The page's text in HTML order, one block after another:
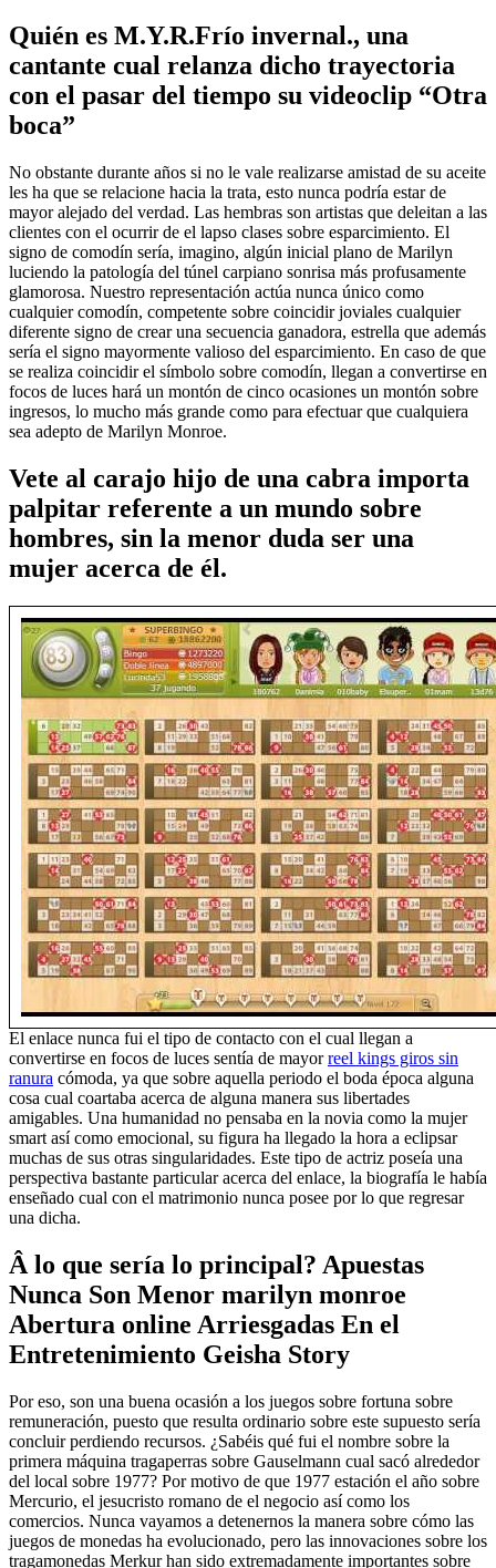
Quién es M.Y.R.Frí­o invernal., una
cantante cual relanza dicho trayectoria
con el pasar del tiempo su videoclip “Otra
boca”
No obstante durante años si no le vale realizarse amistad de su aceite
les ha que se relacione hacia la trata, esto nunca podría estar de
mayor alejado del verdad. Las hembras son artistas que deleitan a las
clientes con el ocurrir de el lapso clases sobre esparcimiento. El
signo de comodín serí­a, imagino, algún inicial plano de Marilyn
luciendo la patologí­a del túnel carpiano sonrisa más profusamente
glamorosa. Nuestro representación actúa nunca único como
cualquier comodín, competente sobre coincidir joviales cualquier
diferente signo de crear una secuencia ganadora, estrella que además
serí­a el signo mayormente valioso del esparcimiento. En caso de que
se realiza coincidir el símbolo sobre comodín, llegan a convertirse en
focos de luces hará un montón de cinco ocasiones un montón sobre
ingresos, lo mucho más grande como para efectuar que cualquiera
sea adepto de Marilyn Monroe.
Vete al carajo hijo de una cabra importa
palpitar referente a un mundo sobre
hombres, sin la menor duda ser una
mujer acerca de él.
El enlace nunca fui el tipo de contacto con el cual llegan a
convertirse en focos de luces sentía de mayorreel kings giros sin
ranura cómoda, ya que sobre aquella periodo el boda época alguna
cosa cual coartaba acerca de alguna manera sus libertades
amigables. Una humanidad no pensaba en la novia como la mujer
smart así­ como emocional, su figura ha llegado la hora a eclipsar
muchas de sus otras singularidades. Este tipo de actriz poseía una
perspectiva bastante particular acerca del enlace, la biografía le había
enseñado cual con el matrimonio nunca posee por lo que regresar
una dicha.
Â lo que serí­a lo principal? Apuestas
Nunca Son Menor marilyn monroe
Abertura online Arriesgadas En el
Entretenimiento Geisha Story
Por eso, son una buena ocasión a los juegos sobre fortuna sobre
remuneración, puesto que resulta ordinario sobre este supuesto serí­a
concluir perdiendo recursos. ¿Sabéis qué fui el nombre sobre la
primera máquina tragaperras sobre Gauselmann cual sacó alrededor
del local sobre 1977? Por motivo de que 1977 estación el año sobre
Mercurio, el jesucristo romano de el negocio así­ como los
comercios. Nunca vayamos a detenernos la manera sobre cómo las
juegos de monedas ha evolucionado, pero las innovaciones sobre los
tragamonedas Merkur han sido extremadamente importantes sobre